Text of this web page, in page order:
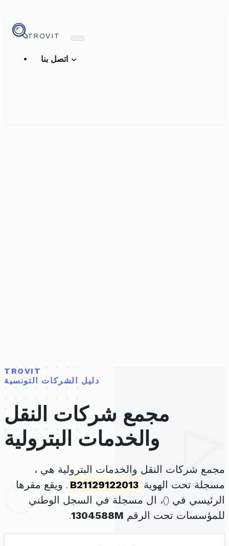
TROVIT
TROVIT
دليل الشركات التونسية
مجمع شركات النقل
والخدمات البترولية
مجمع شركات النقل والخدمات البترولية هي ،
مسجلة تحت الهوية B21129122013 . ويقع مقرها
الرئيسي في ()، ال مسجلة في السجل الوطني
للمؤسسات تحت الرقم 1304588M
.